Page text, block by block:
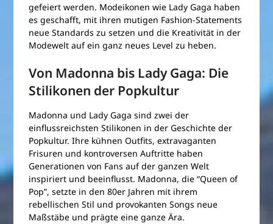
gefeiert werden. Modeikonen wie Lady Gaga haben
es geschafft, mit ihren mutigen Fashion-Statements
neue Standards zu setzen und die Kreativität in der
Modewelt auf ein ganz neues Level zu heben.
Von Madonna bis Lady Gaga: Die
Stilikonen der Popkultur
Madonna und Lady Gaga sind zwei der
einflussreichsten Stilikonen in der Geschichte der
Popkultur. Ihre kühnen Outfits, extravaganten
Frisuren und kontroversen Auftritte haben
Generationen von Fans auf der ganzen Welt
inspiriert und beeinflusst. Madonna, die “Queen of
Pop”, setzte in den 80er Jahren mit ihrem
rebellischen Stil und provokanten Songs neue
Maßstäbe und prägte eine ganze Ära.